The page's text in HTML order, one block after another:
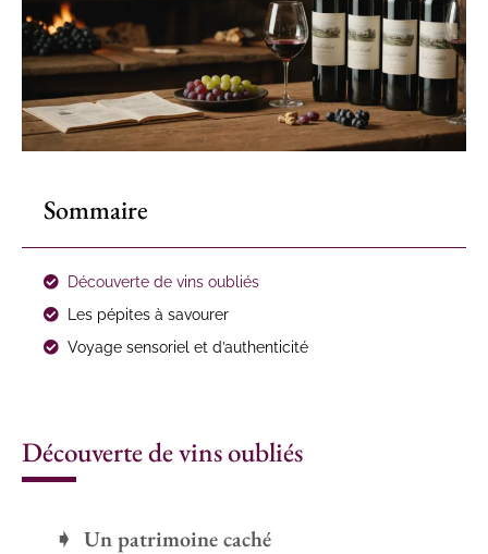
Sommaire
Découverte de vins oubliés
Les pépites à savourer
Voyage sensoriel et d’authenticité
Découverte de vins oubliés
Un patrimoine caché